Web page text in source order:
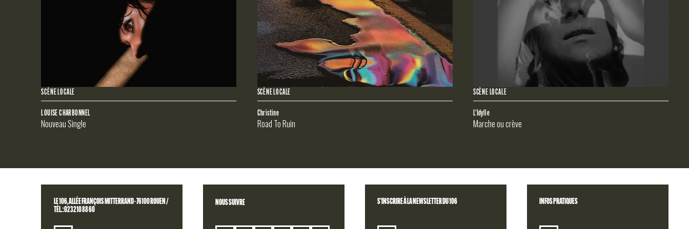
SCÈNE LOCALE
LOUISE CHARBONNEL
Nouveau Single
SCÈNE LOCALE
Christine
Road To Ruin
SCÈNE LOCALE
L'Idylle
Marche ou crève
LE 106, ALLÉE FRANÇOIS MITTERRAND - 76100 ROUEN /
TÉL. : 02 32 10 88 60
NOUS SUIVRE S'INSCRIRE À LA NEWSLETTER DU 106 INFOS PRATIQUES
PRATIQUES